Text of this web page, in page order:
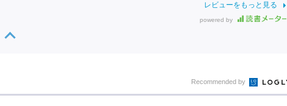
レビューをもっと見る
powered by
Recommended by